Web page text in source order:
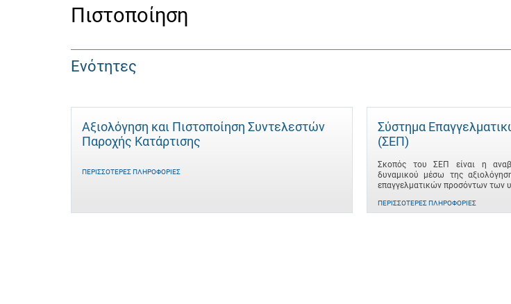
Πιστοποίηση
Ενότητες
Αξιολόγηση και Πιστοποίηση Συντελεστών
Παροχής Κατάρτισης
ΠΕΡΙΣΣΌΤΕΡΕΣ ΠΛΗΡΟΦΟΡΊΕΣ
Σύστημα
(ΣΕΠ)
Σκοπός του ΣΕΠ είναι η
δυναμικού μέσω της
επαγγελματικών προσόντων των
ΠΕΡΙΣΣΌΤΕΡΕΣ ΠΛΗΡΟΦΟΡΊΕΣ